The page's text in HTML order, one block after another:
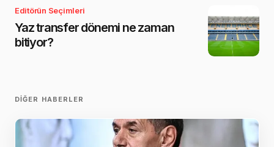
Editörün Seçimleri
Yaz transfer dönemi ne zaman
bitiyor?
DIĞER HABERLER